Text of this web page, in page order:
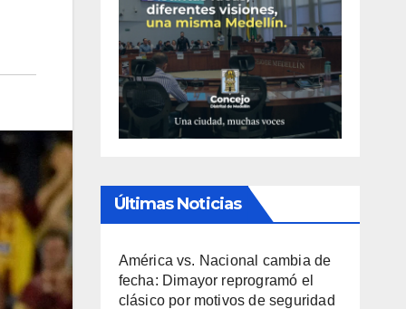
Últimas Noticias
América vs. Nacional cambia de
fecha: Dimayor reprogramó el
clásico por motivos de seguridad